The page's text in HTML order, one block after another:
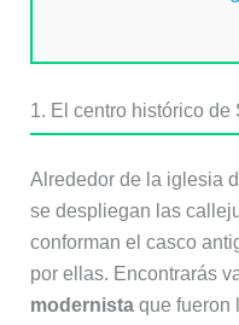
1. El centro histórico de
Alrededor de la iglesia
se despliegan las
conforman el casco
por ellas. Encontrarás
modernistaque fueron